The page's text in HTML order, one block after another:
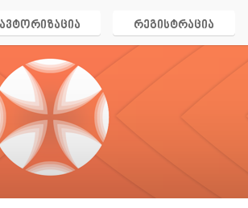
ავტორიზაცია რეგისტრაცია